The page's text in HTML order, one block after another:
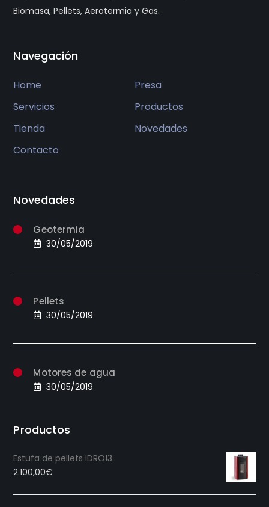
Biomasa, Pellets, Aerotermia y Gas.
Navegación
Home
Presa
Servicios
Productos
Tienda
Novedades
Contacto
Novedades
Geotermia
30/05/2019
Pellets
30/05/2019
Motores de agua
30/05/2019
Productos
Estufa de pellets IDRO13
2.100,00€